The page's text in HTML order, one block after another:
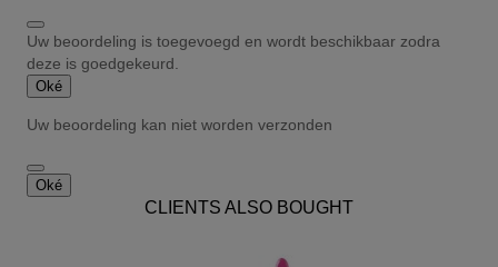
Uw beoordeling is toegevoegd en wordt beschikbaar zodra
deze is goedgekeurd.
Oké
Uw beoordeling kan niet worden verzonden
Oké
CLIENTS ALSO BOUGHT